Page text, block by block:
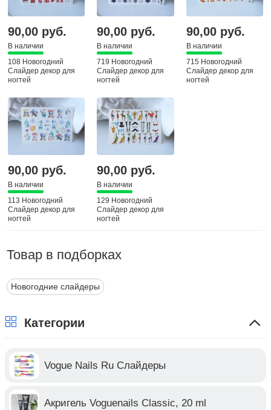
90,00 руб.
В наличии
108 Новогодний
Слайдер декор для
ногтей
90,00 руб.
В наличии
719 Новогодний
Слайдер декор для
ногтей
90,00 руб.
В наличии
715 Новогодний
Слайдер декор для
ногтей
90,00 руб.
В наличии
113 Новогодний
Слайдер декор для
ногтей
90,00 руб.
В наличии
129 Новогодний
Слайдер декор для
ногтей
Товар в подборках
Новогодние слайдеры
Категории
Vogue Nails Ru Слайдеры
Акригель Voguenails Classic, 20 ml